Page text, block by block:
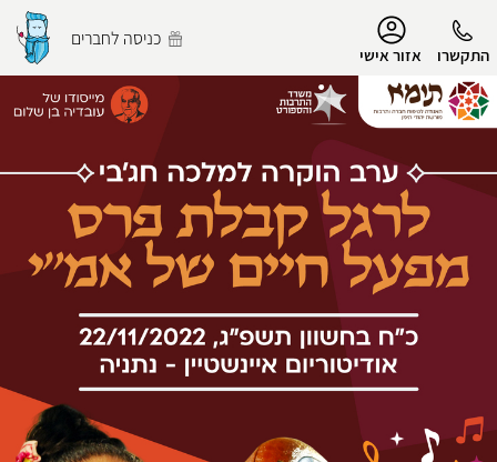
התקשרו אזור אישי
כניסה לחברים
הפרופיל שלי
התנתק